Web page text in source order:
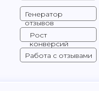
Генератор
отзывов
Работа с отзывами
Рост
конверсий